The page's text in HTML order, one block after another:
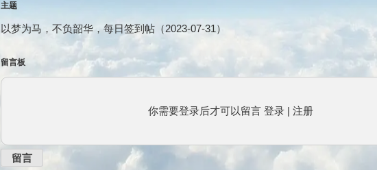
主题
以梦为马，不负韶华，每日签到帖（2023-07-31）
留言板
你需要登录后才可以留言 登录| 注册
留言